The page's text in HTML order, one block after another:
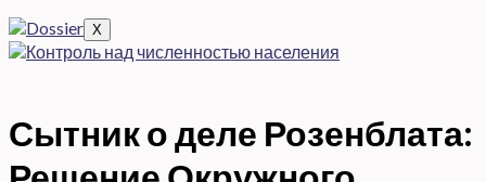
X
Сытник о деле Розенблата: